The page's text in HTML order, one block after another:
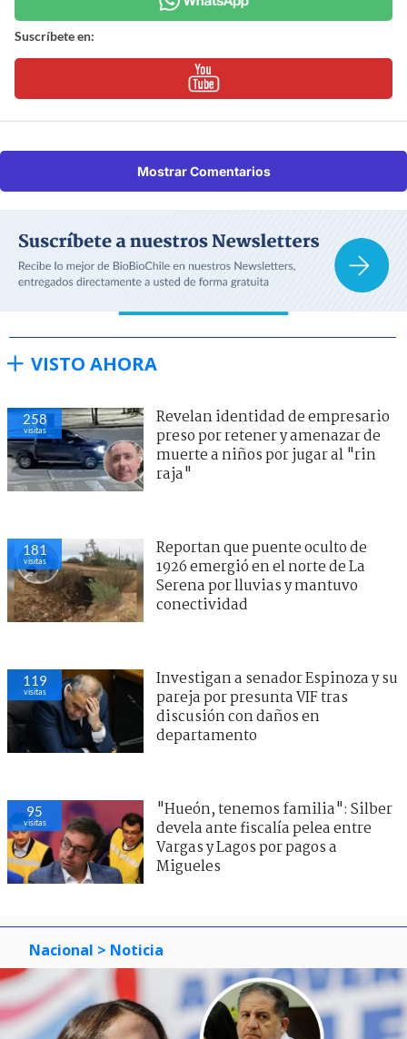
Suscríbete en:
Mostrar Comentarios
VISTO AHORA
258
visitas
Revelan identidad de empresario
preso por retener y amenazar de
muerte a niños por jugar al "rin
raja"
181
visitas
Reportan que puente oculto de
1926 emergió en el norte de La
Serena por lluvias y mantuvo
conectividad
119
visitas
Investigan a senador Espinoza y su
pareja por presunta VIF tras
discusión con daños en
departamento
95
visitas
"Hueón, tenemos familia": Silber
devela ante fiscalía pelea entre
Vargas y Lagos por pagos a
Migueles
Nacional > Noticia